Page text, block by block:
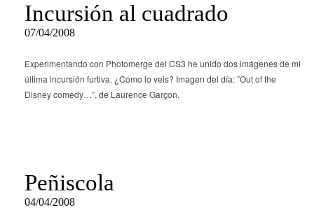
Incursión al cuadrado
07/04/2008
Experimentando con Photomerge del CS3 he unido dos imágenes de mi
última incursión furtiva. ¿Como lo veis? Imagen del día: ”Out of the
Disney comedy…”, de Laurence Garçon.
Peñiscola
04/04/2008